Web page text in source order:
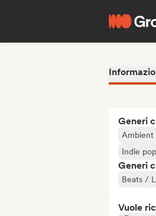
Generi
Ambient
Indie pop
Generi
Beats /
Vuole